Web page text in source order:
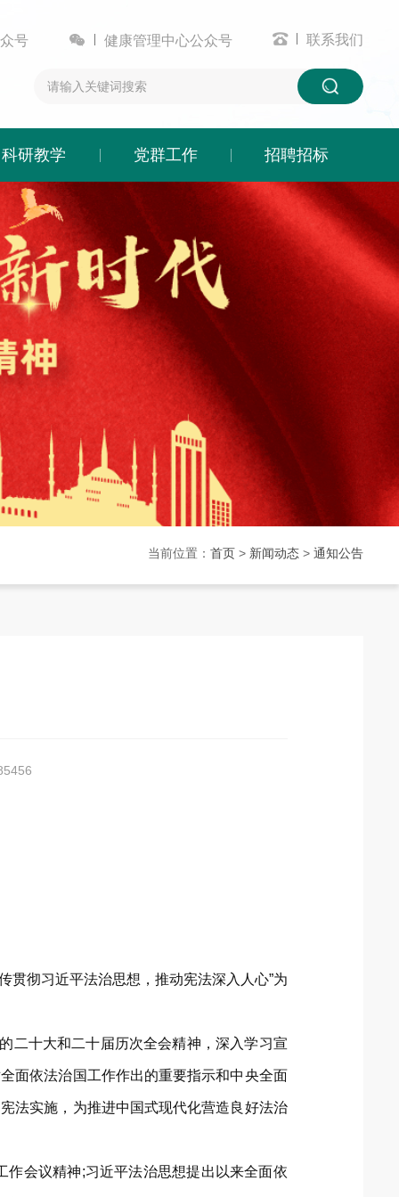
号  健康管理中心公众号  联系我们
科研教学 党群工作 招聘招标
当前位置： 首页> 新闻动态> 通知公告
贯彻习近平法治思想，推动宪法深入人心”为
二十大和二十届历次全会精神，深入学习宣
面依法治国工作作出的重要指示和中央全面
法实施，为推进中国式现代化营造良好法治
作会议精神;习近平法治思想提出以来全面依